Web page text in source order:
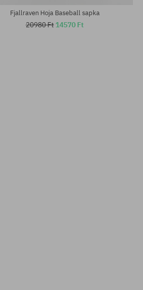
Fjallraven Hoja Baseball sapka
20980 Ft 14570 Ft